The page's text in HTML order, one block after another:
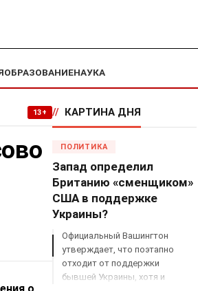
ОБРАЗОВАНИЕНАУКА
13+ // КАРТИНА ДНЯ
ПОЛИТИКА
Запад определил
Британию «сменщиком»
США в поддержке
Украины?
Официальный Вашингтон
утверждает, что поэтапно
отходит от поддержки
бывшей Украины, хотя и